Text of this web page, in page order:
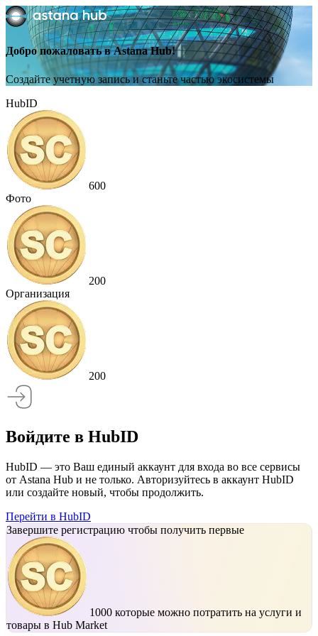
Добро пожаловать в Astana Hub!
Создайте учетную запись и станьте частью экосистемы
HubID
600
Фото
200
Организация
200
Войдите в HubID
HubID — это Ваш единый аккаунт для входа во все сервисы
от Astana Hub и не только. Авторизуйтесь в аккаунт HubID
или создайте новый, чтобы продолжить.
Перейти в HubID
Завершите регистрацию чтобы получить первые
1000 которые можно потратить на услуги и
товары в Hub Market